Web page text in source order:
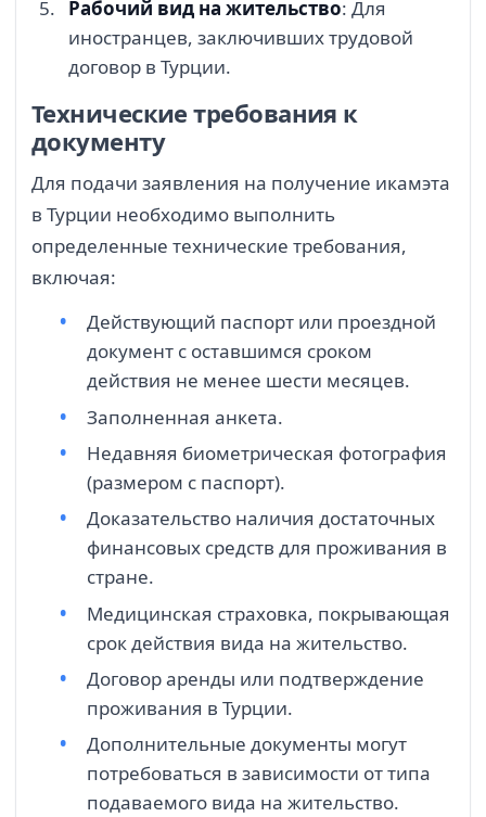
Рабочий вид на жительство: Для
иностранцев, заключивших трудовой
договор в Турции.
Технические требования к
документу
Для подачи заявления на получение икамэта
в Турции необходимо выполнить
определенные технические требования,
включая:
Действующий паспорт или проездной
документ с оставшимся сроком
действия не менее шести месяцев.
Заполненная анкета.
Недавняя биометрическая фотография
(размером с паспорт).
Доказательство наличия достаточных
финансовых средств для проживания в
стране.
Медицинская страховка, покрывающая
срок действия вида на жительство.
Договор аренды или подтверждение
проживания в Турции.
Дополнительные документы могут
потребоваться в зависимости от типа
подаваемого вида на жительство.